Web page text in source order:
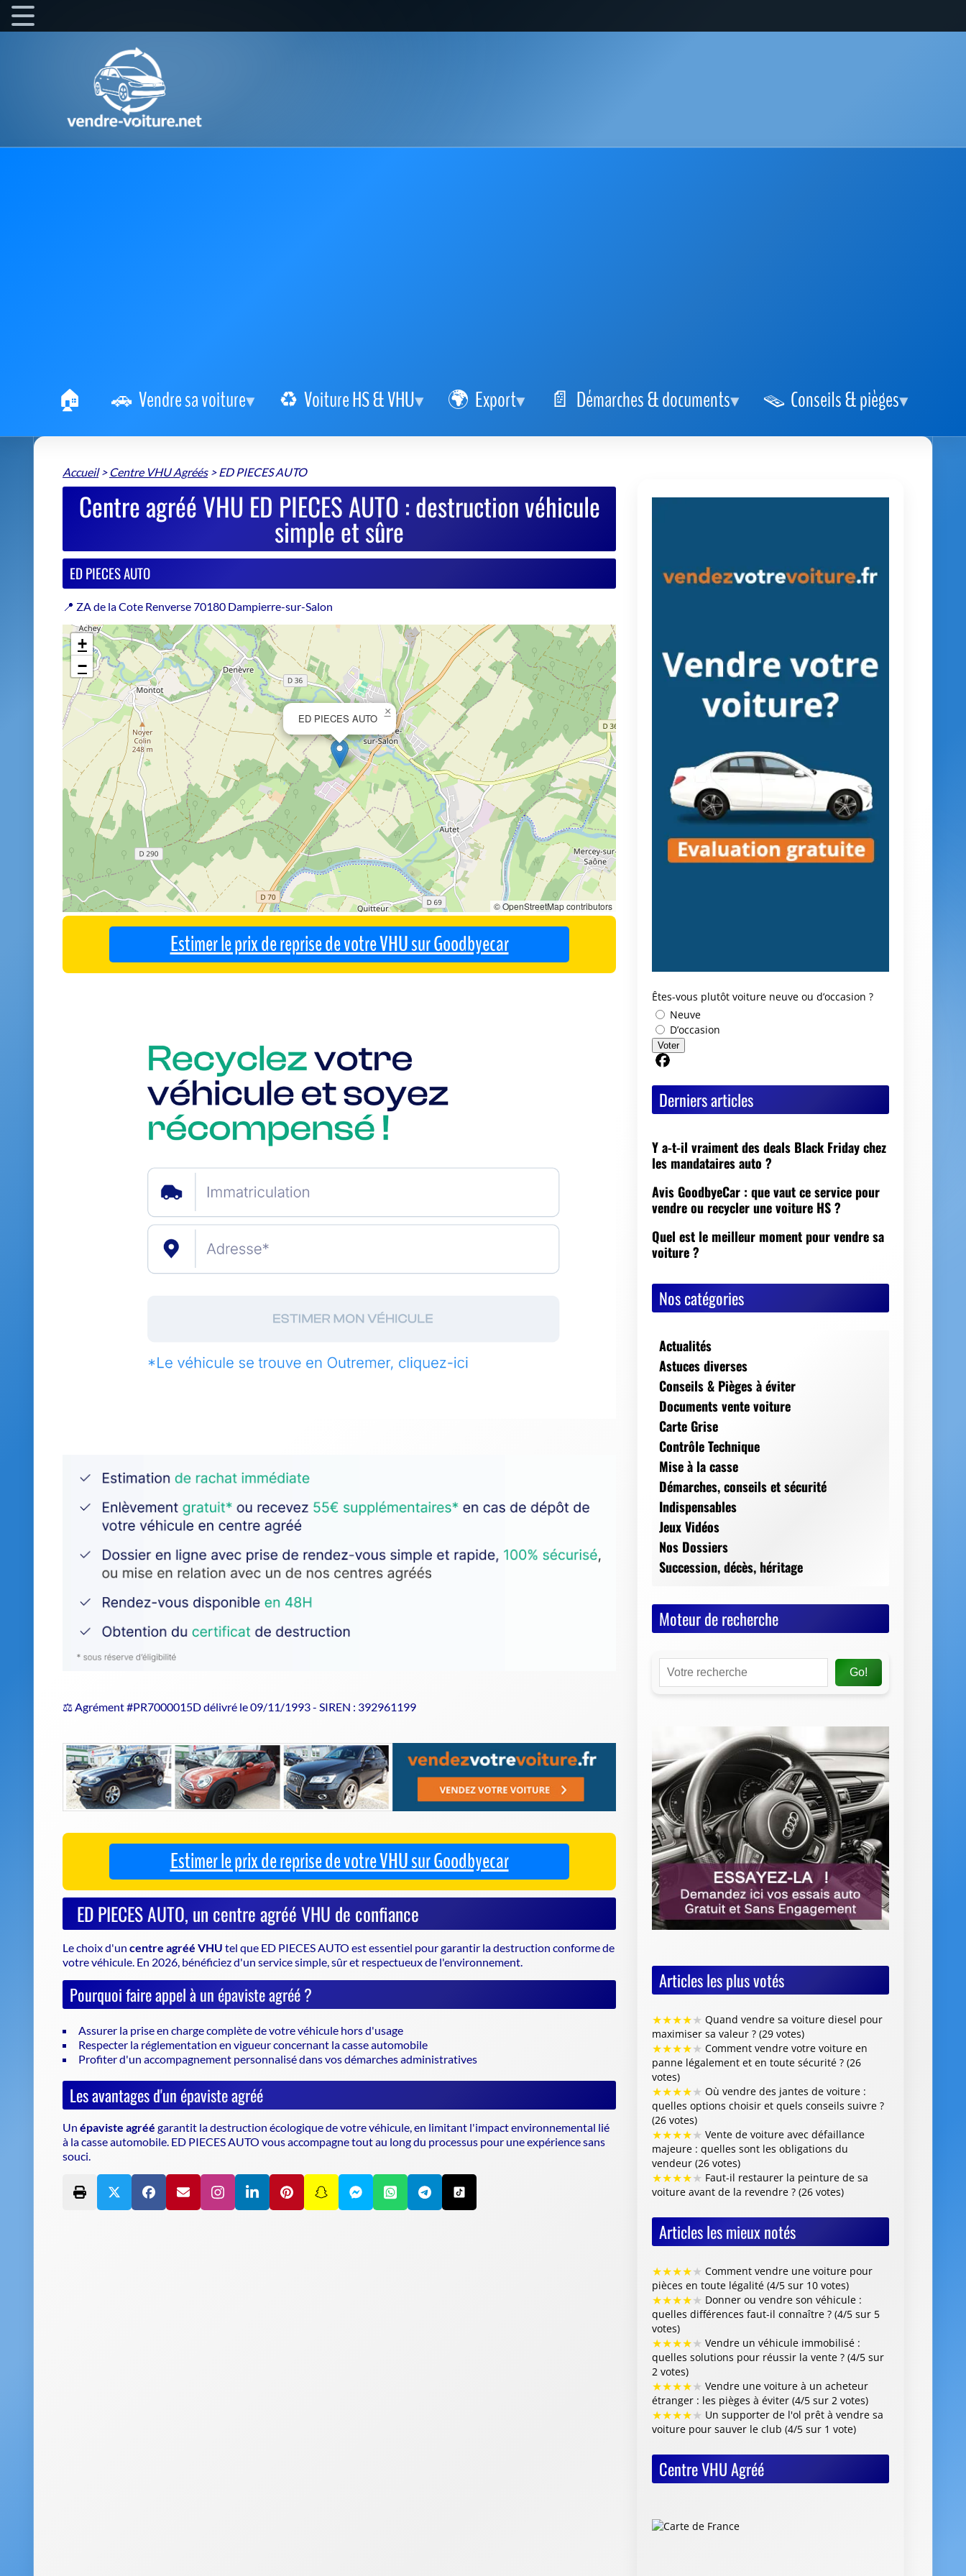
Vendre sa voiture Voiture HS & VHU Export Démarches & documents Conseils & pièges
Accueil> Centre VHU Agréés>ED PIECES AUTO
Centre agréé VHU ED PIECES AUTO : destruction véhicule
simple et sûre
ED PIECES AUTO
📍 ZA de la Cote Renverse 70180 Dampierre-sur-Salon
ED PIECES AUTO
×
+
−
© OpenStreetMap contributors
Estimer le prix de reprise de votre VHU sur Goodbyecar
⚖️ Agrément #PR7000015D délivré le 09/11/1993 - SIREN : 392961199
Estimer le prix de reprise de votre VHU sur Goodbyecar
ED PIECES AUTO, un centre agréé VHU de confiance
Le choix d'un centre agréé VHU tel que ED PIECES AUTO est essentiel pour garantir ladestruction conforme de
votre véhicule. En 2026, bénéficiez d'un service simple, sûr et respectueux de l'environnement.
Pourquoi faire appel à un épaviste agréé ?
Assurer la prise en charge complète de votre véhicule hors d'usage
Respecter la réglementation en vigueur concernant la casse automobile
Profiter d'un accompagnement personnalisé dans vos démarches administratives
Les avantages d'un épaviste agréé
Un épaviste agréé garantit la destruction écologique de votre véhicule, en limitant l'impact environnemental lié
à la casse automobile. ED PIECES AUTO vous accompagne tout au long du processus pour une expérience sans
souci.
Êtes-vous plutôt voiture neuve ou d’occasion ?
Neuve
D’occasion
Voter
Derniers articles
Y a-t-il vraiment des deals Black Friday chez
les mandataires auto ?
Avis GoodbyeCar : que vaut ce service pour
vendre ou recycler une voiture HS ?
Quel est le meilleur moment pour vendre sa
voiture ?
Nos catégories
Actualités
Astuces diverses
Conseils & Pièges à éviter
Documents vente voiture
Carte Grise
Contrôle Technique
Mise à la casse
Démarches, conseils et sécurité
Indispensables
Jeux Vidéos
Nos Dossiers
Succession, décès, héritage
Moteur de recherche
Go!
Articles les plus votés
★★★★★ Quand vendre sa voiture diesel pour
maximiser sa valeur ? (29 votes)
★★★★★ Comment vendre votre voiture en
panne légalement et en toute sécurité ? (26
votes)
★★★★★ Où vendre des jantes de voiture :
quelles options choisir et quels conseils suivre ?
(26 votes)
★★★★★ Vente de voiture avec défaillance
majeure : quelles sont les obligations du
vendeur (26 votes)
★★★★★ Faut-il restaurer la peinture de sa
voiture avant de la revendre ? (26 votes)
Articles les mieux notés
★★★★★ Comment vendre une voiture pour
pièces en toute légalité (4/5 sur 10 votes)
★★★★★ Donner ou vendre son véhicule :
quelles différences faut-il connaître ? (4/5 sur 5
votes)
★★★★★ Vendre un véhicule immobilisé :
quelles solutions pour réussir la vente ? (4/5 sur
2 votes)
★★★★★ Vendre une voiture à un acheteur
étranger : les pièges à éviter (4/5 sur 2 votes)
★★★★★ Un supporter de l'ol prêt à vendre sa
voiture pour sauver le club (4/5 sur 1 vote)
Centre VHU Agréé